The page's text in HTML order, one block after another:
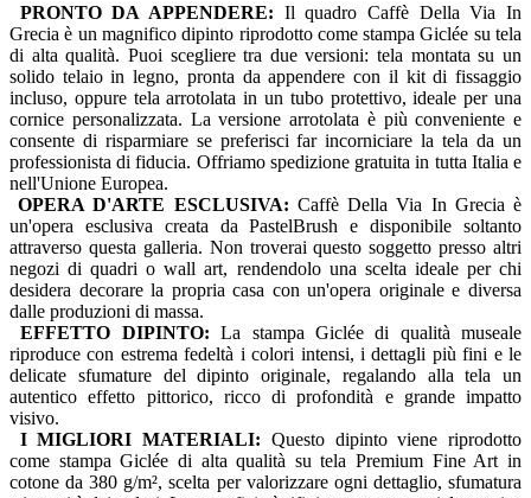
PRONTO DA APPENDERE: Il quadro Caffè Della Via In
Grecia è un magnifico dipinto riprodotto come stampa Giclée su tela
di alta qualità. Puoi scegliere tra due versioni: tela montata su un
solido telaio in legno, pronta da appendere con il kit di fissaggio
incluso, oppure tela arrotolata in un tubo protettivo, ideale per una
cornice personalizzata. La versione arrotolata è più conveniente e
consente di risparmiare se preferisci far incorniciare la tela da un
professionista di fiducia. Offriamo spedizione gratuita in tutta Italia e
nell'Unione Europea.
OPERA D'ARTE ESCLUSIVA: Caffè Della Via In Grecia è
un'opera esclusiva creata da PastelBrush e disponibile soltanto
attraverso questa galleria. Non troverai questo soggetto presso altri
negozi di quadri o wall art, rendendolo una scelta ideale per chi
desidera decorare la propria casa con un'opera originale e diversa
dalle produzioni di massa.
EFFETTO DIPINTO: La stampa Giclée di qualità museale
riproduce con estrema fedeltà i colori intensi, i dettagli più fini e le
delicate sfumature del dipinto originale, regalando alla tela un
autentico effetto pittorico, ricco di profondità e grande impatto
visivo.
I MIGLIORI MATERIALI: Questo dipinto viene riprodotto
come stampa Giclée di alta qualità su tela Premium Fine Art in
cotone da 380 g/m², scelta per valorizzare ogni dettaglio, sfumatura